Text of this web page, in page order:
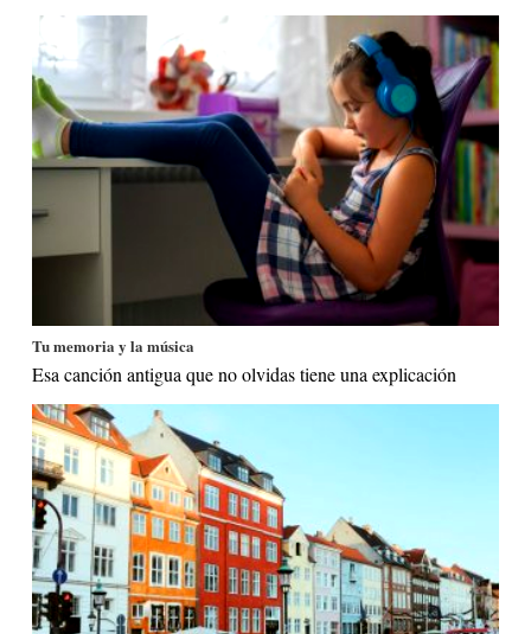
Tu memoria y la música
Esa canción antigua que no olvidas tiene una explicación